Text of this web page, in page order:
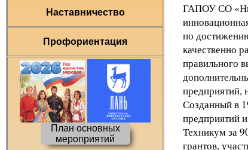
Наставничество
Профориентация
План основных
мероприятий
ГАПОУ СО
по
качественно
правильного
предприятий,
Созданный в
предприятий
Техникум за
грантов,